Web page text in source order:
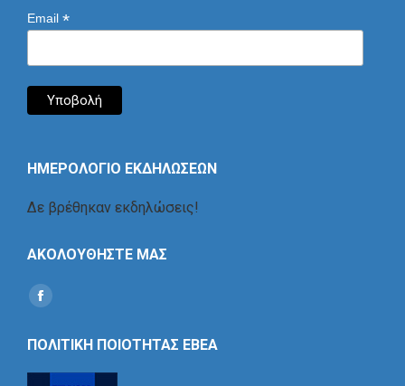
Email *
ΗΜΕΡΟΛΟΓΙΟ ΕΚΔΗΛΩΣΕΩΝ
Δε βρέθηκαν εκδηλώσεις!
ΑΚΟΛΟΥΘΗΣΤΕ ΜΑΣ
Find us on:
Social
ΠΟΛΙΤΙΚΗ ΠΟΙΟΤΗΤΑΣ ΕΒΕΑ